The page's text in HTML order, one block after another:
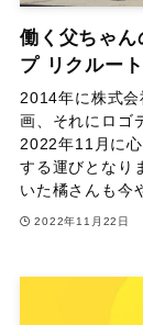
働く父ちゃ
プ リクルー
2014年に株式
画、それにロゴ
2022年11月に
する運びとなり
いた橘さんも今
2022年11月22日